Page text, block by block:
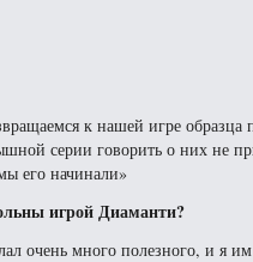
к нашей игре образца
серии говорить о них не
его начинали»
игрой Диаманти?
очень много полезного, и я